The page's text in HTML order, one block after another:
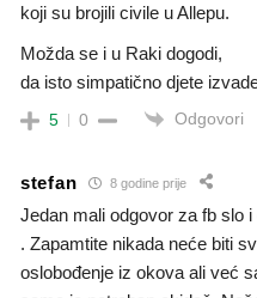
koji su brojili civile u Allepu.
Možda se i u Raki dogodi,
da isto simpatično djete
5 0 Odgovori
stefan 8 godine prije
Jedan mali odgovor za fb slo
. Zapamtite nikada neće biti
oslobođenje iz okova ali već